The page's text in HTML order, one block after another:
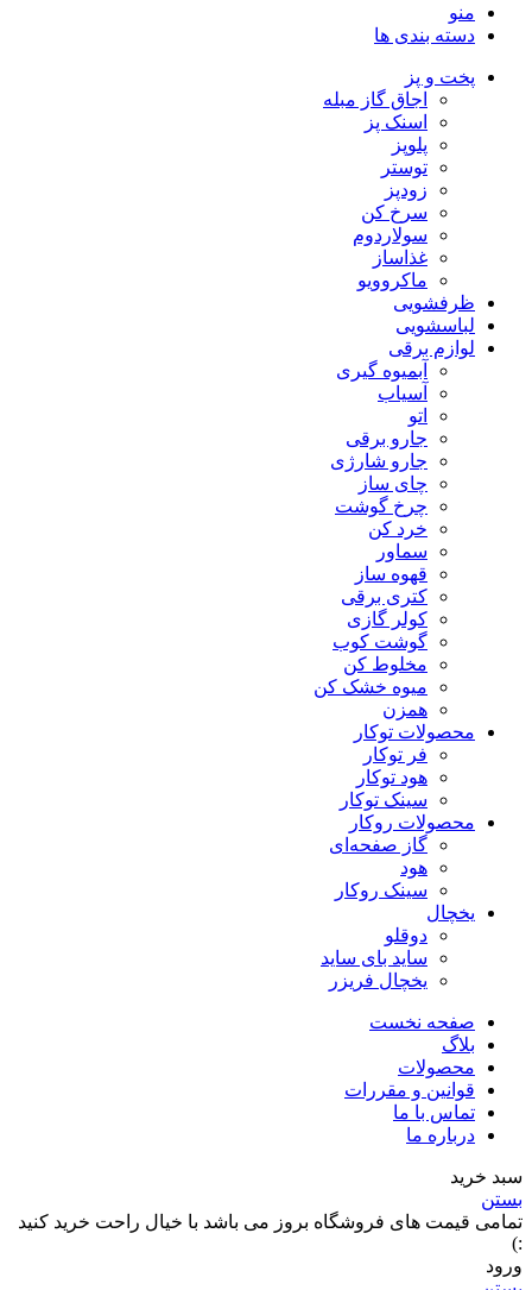
منو
دسته بندی ها
پخت و پز
اجاق گاز مبله
اسنک پز
پلوپز
توستر
زودپز
سرخ کن
سولاردوم
غذاساز
ماکروویو
ظرفشویی
لباسشویی
لوازم برقی
آبمیوه گیری
آسیاب
اتو
جارو برقی
جارو شارژی
چای ساز
چرخ گوشت
خرد کن
سماور
قهوه ساز
کتری برقی
کولر گازی
گوشت کوب
مخلوط کن
میوه خشک کن
همزن
محصولات توکار
فر توکار
هود توکار
سینک توکار
محصولات روکار
گاز صفحه‌ای
هود
سینک روکار
یخچال
دوقلو
ساید بای ساید
یخچال فریزر
صفحه نخست
بلاگ
محصولات
قوانین و مقررات
تماس با ما
درباره ما
سبد خرید
بستن
تمامی قیمت های فروشگاه بروز می باشد با خیال راحت خرید کنید
:)
ورود